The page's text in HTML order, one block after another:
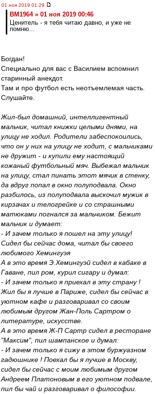
01 ноя 2019 01:29
BM1964 » 01 ноя 2019 00:46
Ценитель - я тебя читаю давно, и уже не
помню...
Богдан!
Специально для вас с Василием вспомнил
старинный анекдот.
Там и про футбол есть неотъемлемая часть.
Слушайте.
Жил-был домашний, интеллигентный
мальчик, читал книжки целыми днями, на
улицу не ходил. Родители забеспокоились,
что он у них на улицу не ходит, с мальчиками
не дружит - и купили ему настоящий
кожаный футбольный мяч. Выбежал мальчик
на улицу, стал пинать этот мячик в стенку,
да вдруг попал в окно полуподвала. Окно
разбилось, из полуподвала выскочил мужик в
кирзачах и телогрейке и со страшными
матюками погнался за мальчиком. Бежит
мальчик и думает:
- И зачем только я пошел на эту улицу!
Сидел бы сейчас дома, читал бы своего
любимого Хемингуэя
А в это время Э.Хемингуэй сидел в кабаке в
Гаване, пил ром, курил сигару и думал:
- И зачем только я приехал в эту страну !
Жил бы я лучше в Париже, сидел бы сейчас в
уютном кафе и разговаривал со своим
любимым другом Жан-Поль Сартром о
литературе, искусстве.
А в это время Ж-П Сартр сидел в ресторане
"Максим", пил шампанское и думал:
- И зачем только я сижу в этом буржуазном
гадюшнике ! Поехал бы я лучше в Москву,
сидел бы сейчас с моим любимым другом
Андреем Платоновым в его уютном подвале,
пил бы чай и разговаривал о философии.